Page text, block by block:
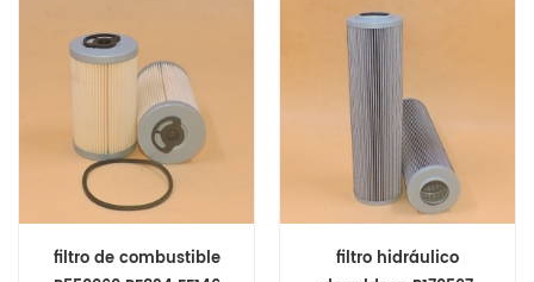
filtro de combustible
filtro hidráulico